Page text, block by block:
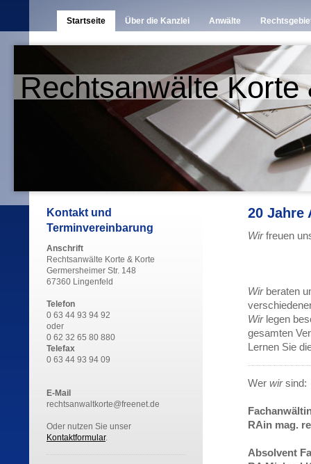
Startseite Über die Kanzlei Anwälte
Rechtsanwälte Korte
Kontakt und
Terminvereinbarung
Anschrift
Rechtsanwälte Korte & Korte
Germersheimer Str. 148
67360 Lingenfeld
Telefon
0 63 44 93 94 92
oder
0 62 32 65 80 880
Telefax
0 63 44 93 94 09
E-Mail
rechtsanwaltkorte@freenet.de
Oder nutzen Sie unser
Kontaktformular.
20 Jahre
Wirfreuen
Wirberaten
Wirlegen
gesamten
Lernen Sie
Wer wirsind:
RAin mag.
Absolvent